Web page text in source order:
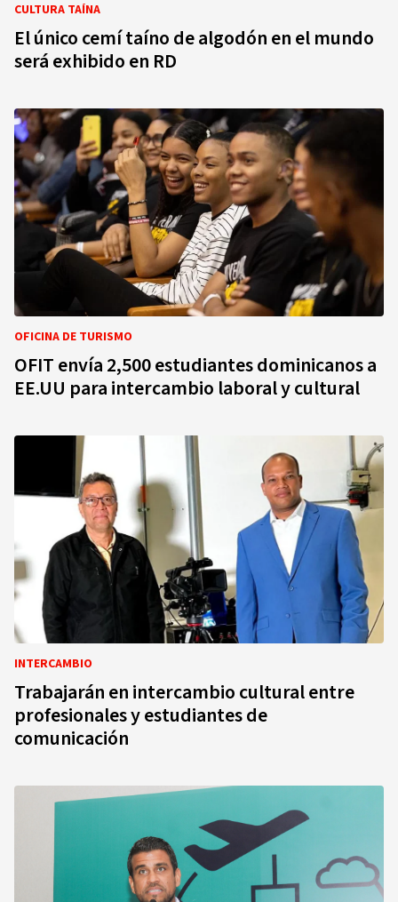
CULTURA TAÍNA
El único cemí taíno de algodón en el mundo
será exhibido en RD
OFICINA DE TURISMO
OFIT envía 2,500 estudiantes dominicanos a
EE.UU para intercambio laboral y cultural
INTERCAMBIO
Trabajarán en intercambio cultural entre
profesionales y estudiantes de
comunicación